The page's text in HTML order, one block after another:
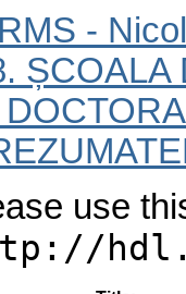
-
ȘCOALA
use